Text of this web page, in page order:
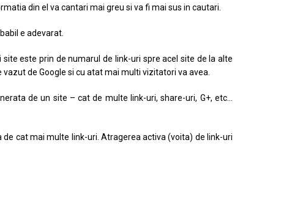
din el va cantari mai greu si va fi mai sus in cautari.
e adevarat.
site este prin de numarul de link-uri spre acel site de la alte
de Google si cu atat mai multi vizitatori va avea.
de un site – cat de multe link-uri, share-uri, G+, etc…
cat mai multe link-uri. Atragerea activa (voita) de link-uri